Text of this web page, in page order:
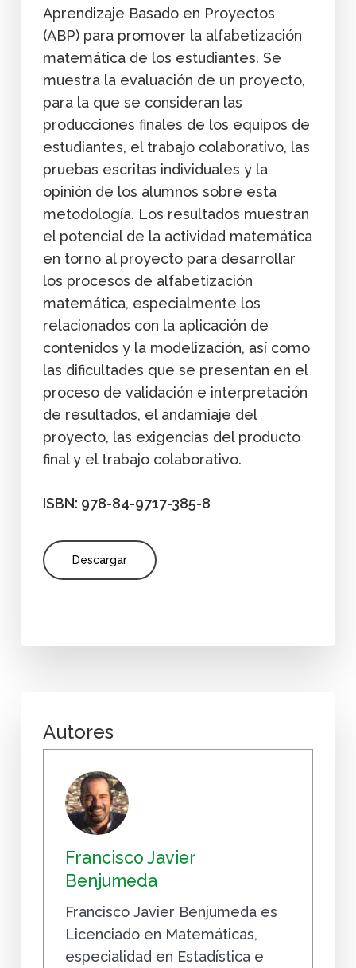
Aprendizaje Basado en Proyectos
(ABP) para promover la alfabetización
matemática de los estudiantes. Se
muestra la evaluación de un proyecto,
para la que se consideran las
producciones finales de los equipos de
estudiantes, el trabajo colaborativo, las
pruebas escritas individuales y la
opinión de los alumnos sobre esta
metodología. Los resultados muestran
el potencial de la actividad matemática
en torno al proyecto para desarrollar
los procesos de alfabetización
matemática, especialmente los
relacionados con la aplicación de
contenidos y la modelización, así como
las dificultades que se presentan en el
proceso de validación e interpretación
de resultados, el andamiaje del
proyecto, las exigencias del producto
final y el trabajo colaborativo.
ISBN: 978-84-9717-385-8
Descargar
Autores
Francisco Javier
Benjumeda
Francisco Javier Benjumeda es
Licenciado en Matemáticas,
especialidad en Estadística e